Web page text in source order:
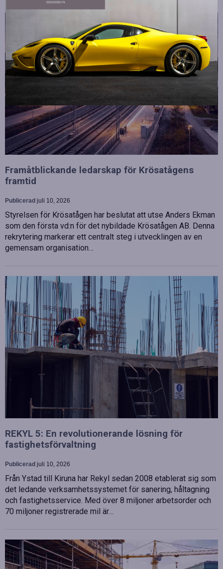
Framåtblickande ledarskap för Krösatågens
framtid
Publicerad juli 10, 2026
Styrelsen för Krösatågen har beslutat att utse Anders Ekman
som den första vd:n för det nybildade Krösatågen AB. Denna
rekrytering markerar ett centralt steg i utvecklingen av en
gemensam organisation…
REKYL 5: En revolutionerande lösning för
fastighetsförvaltning
Publicerad juli 10, 2026
Från Ystad till Kiruna har Rekyl sedan 2008 etablerat sig som
det ledande verksamhetssystemet för sanering, håltagning
och fastighetsservice. Med över 8 miljoner arbetsorder och
70 miljoner registrerade mil är…